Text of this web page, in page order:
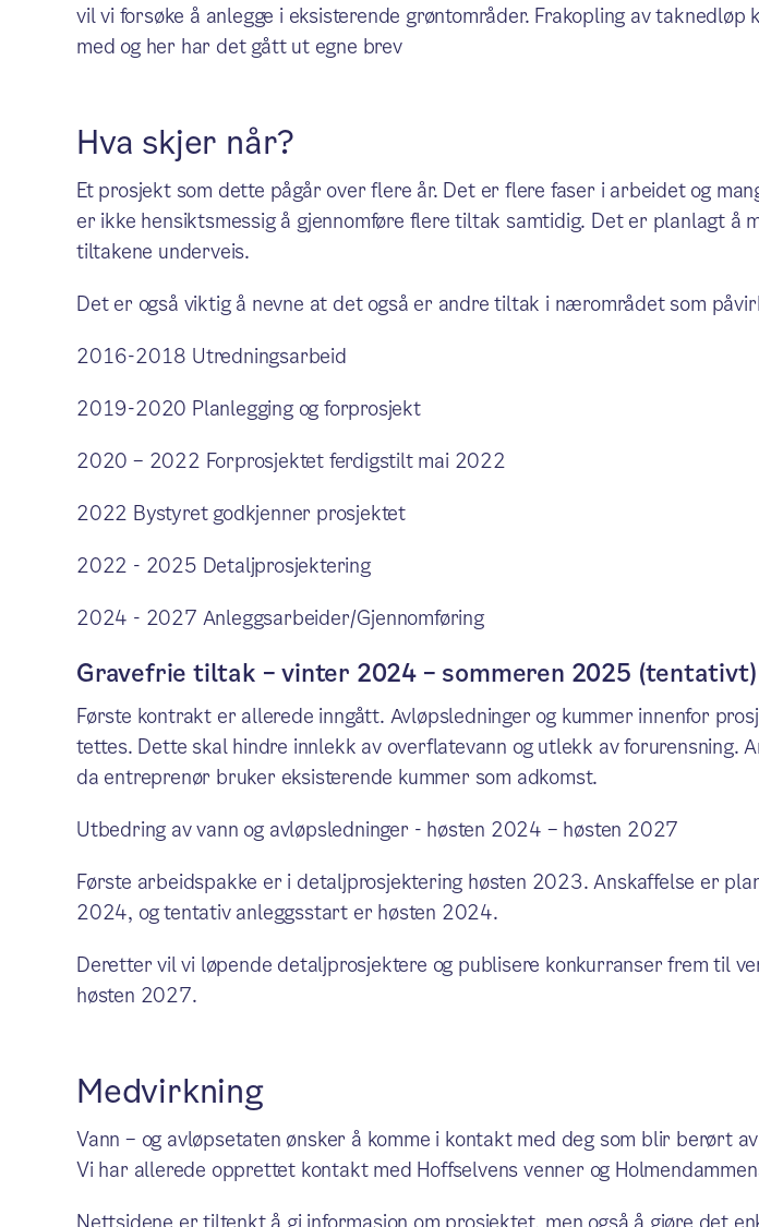
vil vi forsøke å anlegge i eksisterende grøntområder. Frakopling av taknedløp
med og her har det gått ut egne brev
Hva skjer når?
Et prosjekt som dette pågår over flere år. Det er flere faser i arbeidet og
er ikke hensiktsmessig å gjennomføre flere tiltak samtidig. Det er planlagt å
tiltakene underveis.
Det er også viktig å nevne at det også er andre tiltak i nærområdet som
2016-2018 Utredningsarbeid
2019-2020 Planlegging og forprosjekt
2020 – 2022 Forprosjektet ferdigstilt mai 2022
2022 Bystyret godkjenner prosjektet
2022 - 2025 Detaljprosjektering
2024 - 2027 Anleggsarbeider/Gjennomføring
Gravefrie tiltak – vinter 2024 – sommeren 2025 (tentativt)
Første kontrakt er allerede inngått. Avløpsledninger og kummer innenfor
tettes. Dette skal hindre innlekk av overflatevann og utlekk av forurensning.
da entreprenør bruker eksisterende kummer som adkomst.
Utbedring av vann og avløpsledninger - høsten 2024 – høsten 2027
Første arbeidspakke er i detaljprosjektering høsten 2023. Anskaffelse er
2024, og tentativ anleggsstart er høsten 2024.
Deretter vil vi løpende detaljprosjektere og publisere konkurranser frem til
høsten 2027.
Medvirkning
Vann – og avløpsetaten ønsker å komme i kontakt med deg som blir berørt
Vi har allerede opprettet kontakt med Hoffselvens venner og